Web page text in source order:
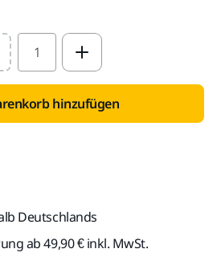
quantity value
hinzufügen
Deutschlands
ab 49,90 € inkl. MwSt.